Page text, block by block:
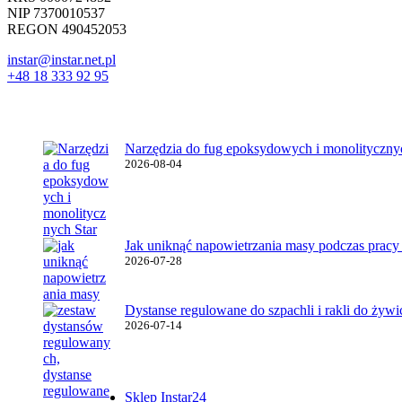
NIP 7370010537
REGON 490452053
instar@instar.net.pl
+48 18 333 92 95
Narzędzia do fug epoksydowych i
2026-08-04
Jak uniknąć napowietrzania masy podczas pracy
2026-07-28
Dystanse regulowane do szpachli i rakli do
2026-07-14
Sklep Instar24